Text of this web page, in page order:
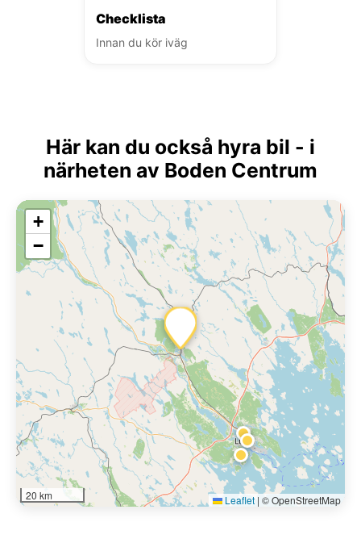
Checklista
Innan du kör iväg
Här kan du också hyra bil - i
närheten av Boden Centrum
+
−
20 km Leaflet | © OpenStreetMap